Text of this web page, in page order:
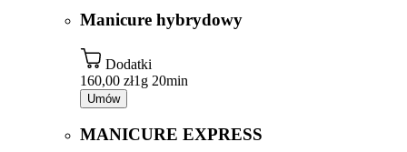
Manicure hybrydowy
Dodatki
160,00 zł1g 20min
Umów
MANICURE EXPRESS